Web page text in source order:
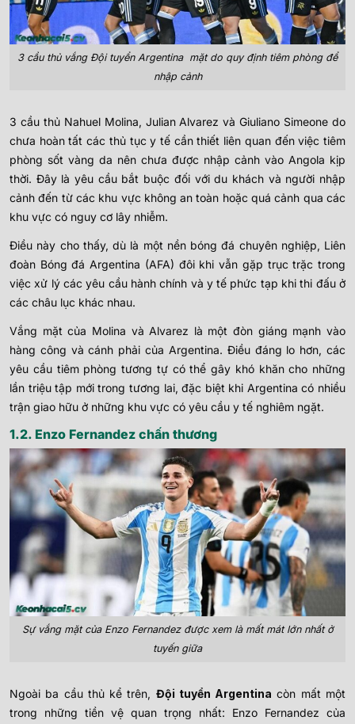
3 cầu thủ vắng Đội tuyển Argentina mặt do quy định tiêm phòng để
nhập cảnh
3 cầu thủ Nahuel Molina, Julian Alvarez và Giuliano Simeone do
chưa hoàn tất các thủ tục y tế cần thiết liên quan đến việc tiêm
phòng sốt vàng da nên chưa được nhập cảnh vào Angola kịp
thời. Đây là yêu cầu bắt buộc đối với du khách và người nhập
cảnh đến từ các khu vực không an toàn hoặc quá cảnh qua các
khu vực có nguy cơ lây nhiễm.
Điều này cho thấy, dù là một nền bóng đá chuyên nghiệp, Liên
đoàn Bóng đá Argentina (AFA) đôi khi vẫn gặp trục trặc trong
việc xử lý các yêu cầu hành chính và y tế phức tạp khi thi đấu ở
các châu lục khác nhau.
Vắng mặt của Molina và Alvarez là một đòn giáng mạnh vào
hàng công và cánh phải của Argentina. Điều đáng lo hơn, các
yêu cầu tiêm phòng tương tự có thể gây khó khăn cho những
lần triệu tập mới trong tương lai, đặc biệt khi Argentina có nhiều
trận giao hữu ở những khu vực có yêu cầu y tế nghiêm ngặt.
1.2. Enzo Fernandez chấn thương
Sự vắng mặt của Enzo Fernandez được xem là mất mát lớn nhất ở
tuyến giữa
Ngoài ba cầu thủ kể trên, Đội tuyển Argentina còn mất một
trong những tiền vệ quan trọng nhất: Enzo Fernandez của